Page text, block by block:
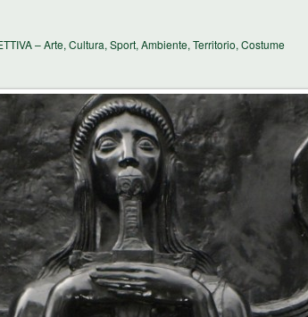
– Arte, Cultura, Sport, Ambiente, Territorio, Costume